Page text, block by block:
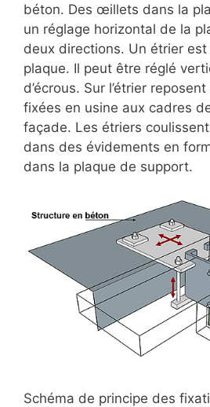
béton. Des œillets dans la
un réglage horizontal de la
deux directions. Un étrier
plaque. Il peut être réglé
d’écrous. Sur l’étrier
fixées en usine aux cadres
façade. Les étriers
dans des évidements en
dans la plaque de support.
Schéma de principe des